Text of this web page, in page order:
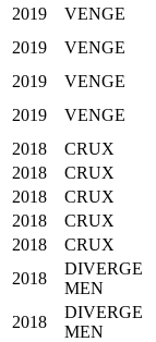
2019
VENGE
2019
VENGE
2019
VENGE
2019
VENGE
2018
CRUX
2018
CRUX
2018
CRUX
2018
CRUX
2018
CRUX
2018
DIVERGE
MEN
2018
DIVERGE
MEN